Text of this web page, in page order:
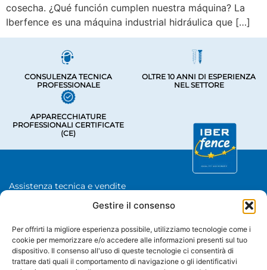
Gestire il consenso
Per offrirti la migliore esperienza possibile, utilizziamo tecnologie come i
cookie per memorizzare e/o accedere alle informazioni presenti sul tuo
dispositivo. Il consenso all'uso di queste tecnologie ci consentirà di
trattare dati quali il comportamento di navigazione o gli identificativi
cosecha. ¿Qué función cumplen nuestra máquina? La
Iberfence es una máquina industrial hidráulica que […]
CONSULENZA TECNICA
PROFESSIONALE
OLTRE 10 ANNI DI ESPERIENZA
NEL SETTORE
APPARECCHIATURE
PROFESSIONALI CERTIFICATE
(CE)
Assistenza tecnica e vendite
Chave De Ponte 3, Bastavales,
Iberfence SL - Partita IVA: B74417890
CHI SIAMO